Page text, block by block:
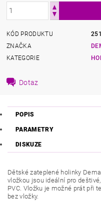
KÓD PRODUKTU
ZNAČKA
KATEGORIE
Dotaz
POPIS
PARAMETRY
DISKUZE
Dětské zateplené holinky
vložkou jsou ideální pro
PVC. Vložku je možné prát při
bez vložky.